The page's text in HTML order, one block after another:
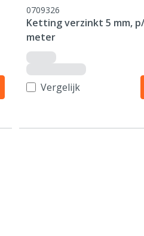
0709326
Ketting verzinkt 5 mm,
meter
Vergelijk